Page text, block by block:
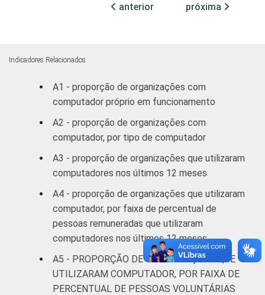
direitos
Outros 40
1Base: 2.551 organizações sem fins
lucrativos que declararam ter acesso à
Internet
Fonte: NIC.br - out/2012 a mar/2013
anterior próxima
Indicadores Relacionados
A1 - proporção de organizações com
computador próprio em funcionamento
A2 - proporção de organizações com
computador, por tipo de computador
A3 - proporção de organizações que utilizaram
computadores nos últimos 12 meses
A4 - proporção de organizações que utilizaram
computador, por faixa de percentual de
pessoas remuneradas que utilizaram
computadores nos últimos 12 meses
A5 - PROPORÇÃO DE ORGANIZAÇÕES QUE
UTILIZARAM COMPUTADOR, POR FAIXA DE
PERCENTUAL DE PESSOAS VOLUNTÁRIAS